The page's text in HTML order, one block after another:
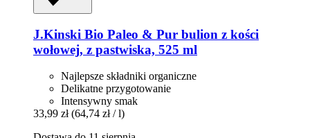
J.Kinski Bio Paleo & Pur bulion z kości
wołowej, z pastwiska, 525 ml
Najlepsze składniki organiczne
Delikatne przygotowanie
Intensywny smak
33,99 zł (64,74 zł / l)